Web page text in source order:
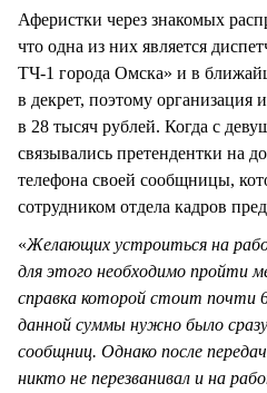
Аферистки через знакомых
что одна из них является
ТЧ-1 города Омска» и в
в декрет, поэтому организация
в 28 тысяч рублей. Когда с
связывались претендентки на
телефона своей сообщницы,
сотрудником отдела кадров
«Желающих устроиться на
для этого необходимо пройти
справка которой стоит почти
данной суммы нужно было
сообщниц. Однако после
никто не перезванивал и на